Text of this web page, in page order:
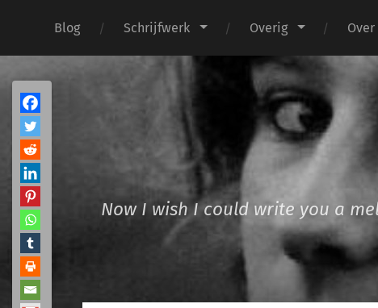
Blog Schrijfwerk Overig
Now I wish I could write you a